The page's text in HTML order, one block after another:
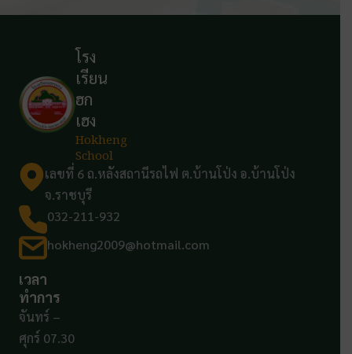
โรง
เรียน
ฮก
เฮง
Hokheng
School
เลขที่ 6 ถ.หลังสถานีรถไฟ ต.บ้านโป่ง อ.บ้านโป่ง
จ.ราชบุรี
032-211-932
hokheng2009@hotmail.com
เวลา
ทำการ
จันทร์ –
ศุกร์ 07.30